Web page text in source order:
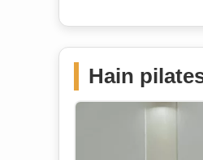
Hain